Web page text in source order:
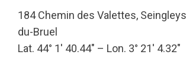
184 Chemin des Valettes,
du-Bruel
Lat. 44° 1′ 40.44″ – Lon. 3° 21′ 4.32″